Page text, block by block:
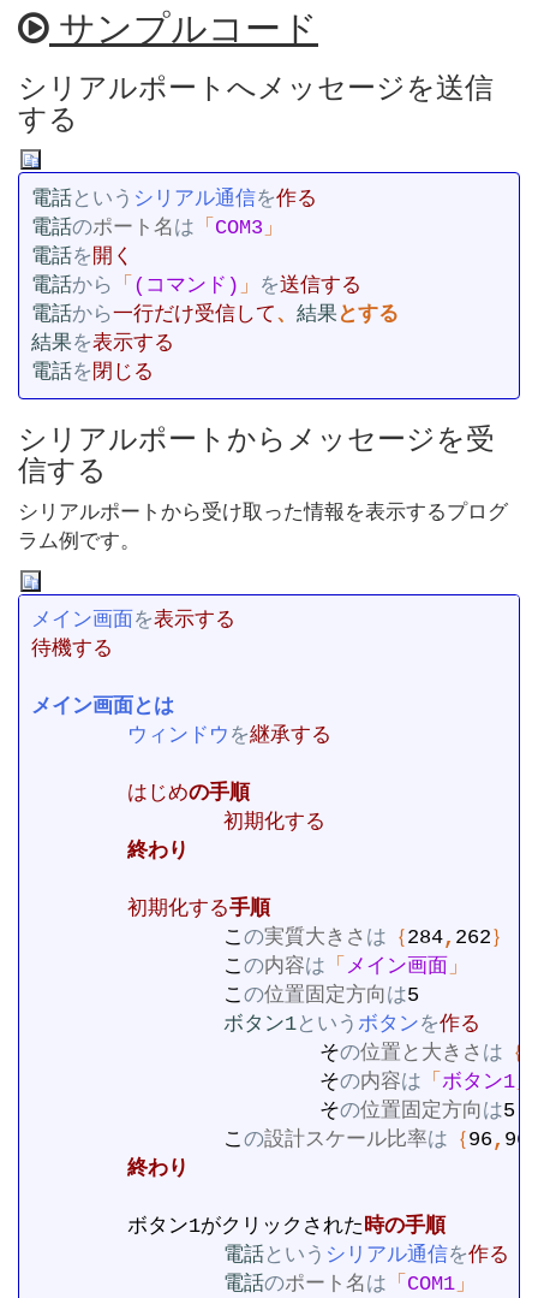
サンプルコード
シリアルポートへメッセージを送信
する
電話という シリアル通信を
電話のポート名は 「 COM3
電話を
電話から 「 (コマンド) 」 を
電話から一行だけ受信して、 結果
結果を
電話を 閉じる
シリアルポートからメッセージを受
信する
シリアルポートから受け取った情報を表示するプログ
ラム例です。
メイン画面 を
待機する
メイン画面とは
ウィンドウ を継承する
はじめ
の手順
終わり
初期化する
手順
		こ
の実質大きさ は ｛ 284, 262
		こ
の内容は 「 メイン画面
		こ
の位置固定方向は5
ボタン1という ボタンを
			そ
の位置と大きさ は ｛
			そ
の内容は 「 ボタン1
			そ
の位置固定方向は5
		こ
の設計スケール比率は ｛ 96 , 96
終わり
	ボタン1がクリックされた
時の手順
電話という シリアル通信を
電話のポート名は 「 COM1